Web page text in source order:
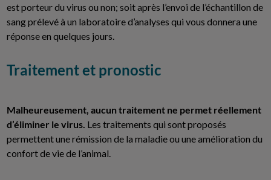
est porteur du virus ou non; soit après l’envoi de l’échantillon de
sang prélevé à un laboratoire d’analyses qui vous donnera une
réponse en quelques jours.
Traitement et pronostic
Malheureusement, aucun traitement ne permet réellement
d’éliminer le virus. Les traitements qui sont proposés
permettent une rémission de la maladie ou une amélioration du
confort de vie de l’animal.